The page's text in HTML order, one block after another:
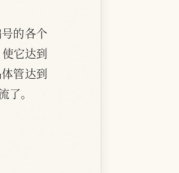
的各个
它达到
管达到
。